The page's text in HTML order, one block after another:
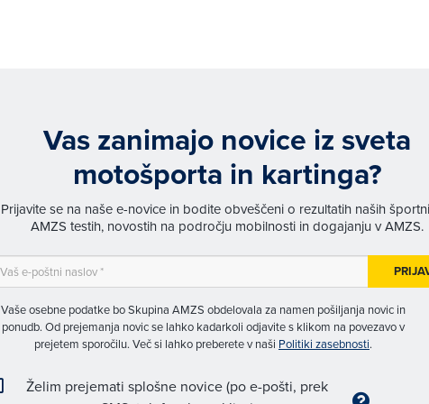
Vas zanimajo novice iz sveta
motošporta in kartinga?
Prijavite se na naše e-novice in bodite obveščeni o rezultatih naših
AMZS testih, novostih na področju mobilnosti in dogajanju v AMZS.
Vaše osebne podatke bo Skupina AMZS obdelovala za namen pošiljanja novic in
ponudb. Od prejemanja novic se lahko kadarkoli odjavite s klikom na povezavo v
prejetem sporočilu. Več si lahko preberete v naši Politiki zasebnosti.
Želim prejemati splošne novice (po e-pošti, prek